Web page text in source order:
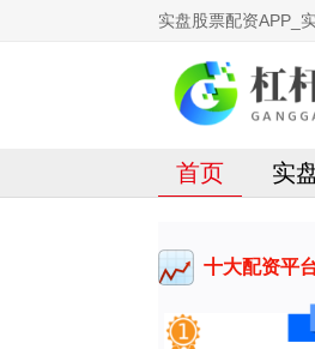
实盘股票配资APP_
首页 实
十大配资平